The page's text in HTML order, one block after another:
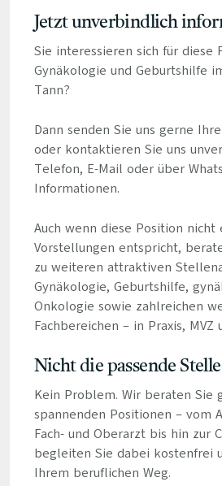
Jetzt unverbindlich
Sie interessieren sich für diese
Gynäkologie und Geburtshilfe
Tann?
Dann senden Sie uns gerne
oder kontaktieren Sie uns
Telefon, E-Mail oder über
Informationen.
Auch wenn diese Position nicht
Vorstellungen entspricht,
zu weiteren attraktiven
Gynäkologie, Geburtshilfe,
Onkologie sowie zahlreichen
Fachbereichen – in Praxis, MVZ
Nicht die passende
Kein Problem. Wir beraten Sie
spannenden Positionen – vom
Fach- und Oberarzt bis hin zur
begleiten Sie dabei kostenfrei
Ihrem beruflichen Weg.